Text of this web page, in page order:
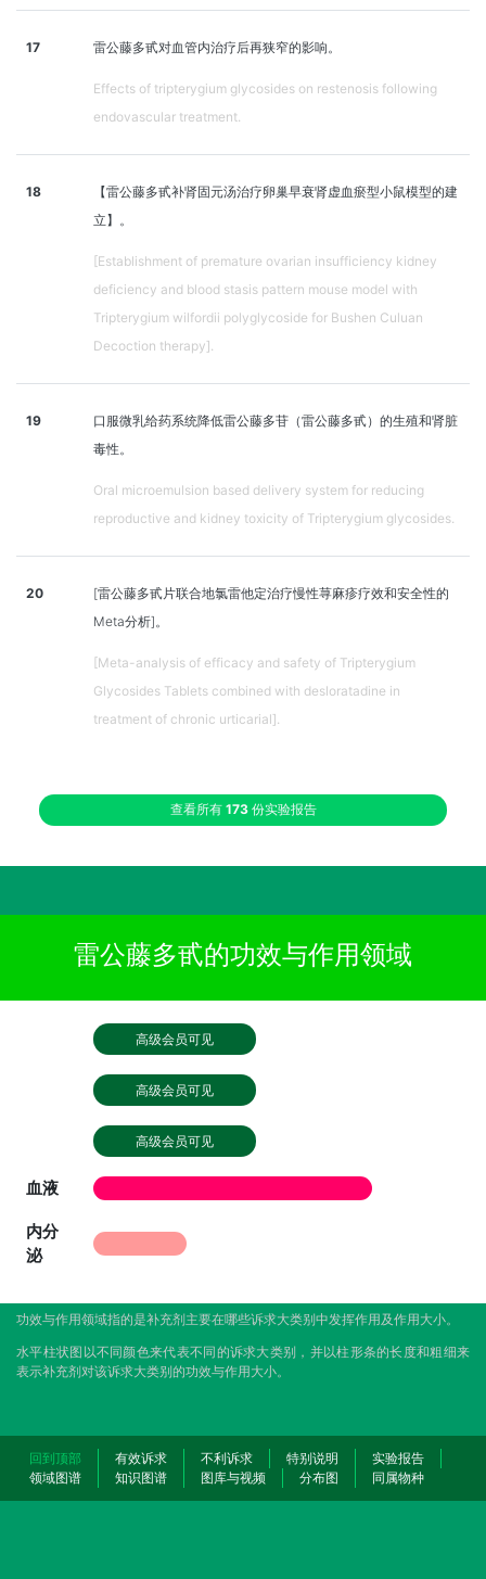
17 雷公藤多甙对血管内治疗后再狭窄的影响。
Effects of tripterygium glycosides on restenosis following
endovascular treatment.
18
【雷公藤多甙补肾固元汤治疗卵巢早衰肾虚血瘀型小鼠模型的建
立】。
[Establishment of premature ovarian insufficiency kidney
deficiency and blood stasis pattern mouse model with
Tripterygium wilfordii polyglycoside for Bushen Culuan
Decoction therapy].
19
口服微乳给药系统降低雷公藤多苷（雷公藤多甙）的生殖和肾脏
毒性。
Oral microemulsion based delivery system for reducing
reproductive and kidney toxicity of Tripterygium glycosides.
20
[雷公藤多甙片联合地氯雷他定治疗慢性荨麻疹疗效和安全性的
Meta分析]。
[Meta-analysis of efficacy and safety of Tripterygium
Glycosides Tablets combined with desloratadine in
treatment of chronic urticarial].
查看所有 173份实验报告
雷公藤多甙的功效与作用领域
高级会员可见
高级会员可见
高级会员可见
血液
内分
泌
功效与作用领域指的是补充剂主要在哪些诉求大类别中发挥作用及作用大小。
水平柱状图以不同颜色来代表不同的诉求大类别，并以柱形条的长度和粗细来
表示补充剂对该诉求大类别的功效与作用大小。
回到顶部 有效诉求 不利诉求 特别说明
实验报告
领域图谱
知识图谱 图库与视频 分布图 同属物种